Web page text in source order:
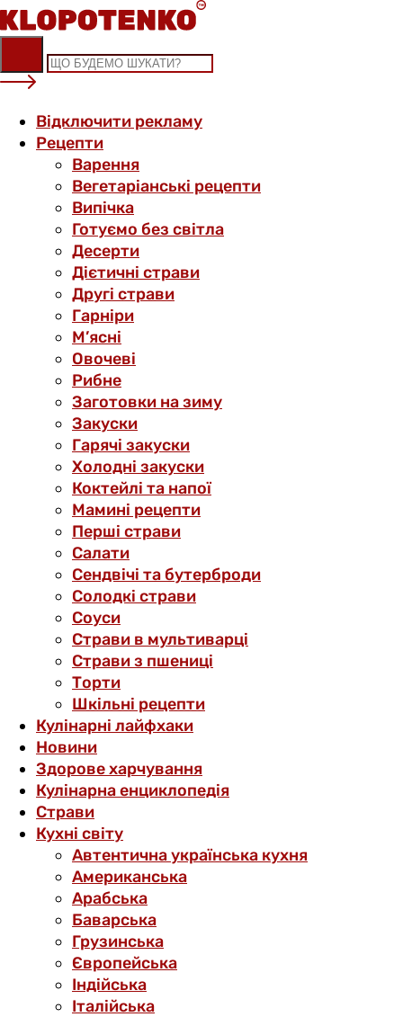
Skip
to
content
Відключити рекламу
Рецепти
Варення
Вегетаріанські рецепти
Випічка
Готуємо без світла
Десерти
Дієтичні страви
Другі страви
Гарніри
М’ясні
Овочеві
Рибне
Заготовки на зиму
Закуски
Гарячі закуски
Холодні закуски
Коктейлі та напої
Мамині рецепти
Перші страви
Салати
Сендвічі та бутерброди
Солодкі страви
Соуси
Страви в мультиварці
Страви з пшениці
Торти
Шкільні рецепти
Кулінарні лайфхаки
Новини
Здорове харчування
Кулінарна енциклопедія
Страви
Кухні світу
Автентична українська кухня
Американська
Арабська
Баварська
Грузинська
Європейська
Індійська
Італійська